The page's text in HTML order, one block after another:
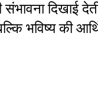
दिखाई
भविष्य की